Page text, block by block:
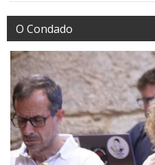
O Condado